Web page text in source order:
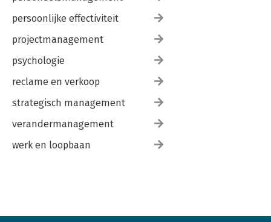
persoonlijke effectiviteit
projectmanagement
psychologie
reclame en verkoop
strategisch management
verandermanagement
werk en loopbaan